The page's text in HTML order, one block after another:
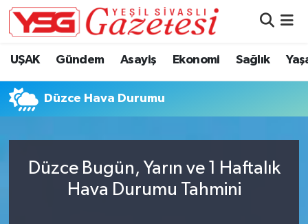
UŞAK Gündem Asayiş Ekonomi Sağlık
Düzce Hava Durumu
Düzce Bugün, Yarın ve 1 Haftalık
Hava Durumu Tahmini
Süper Lig Puan Durumu ve Fikstür